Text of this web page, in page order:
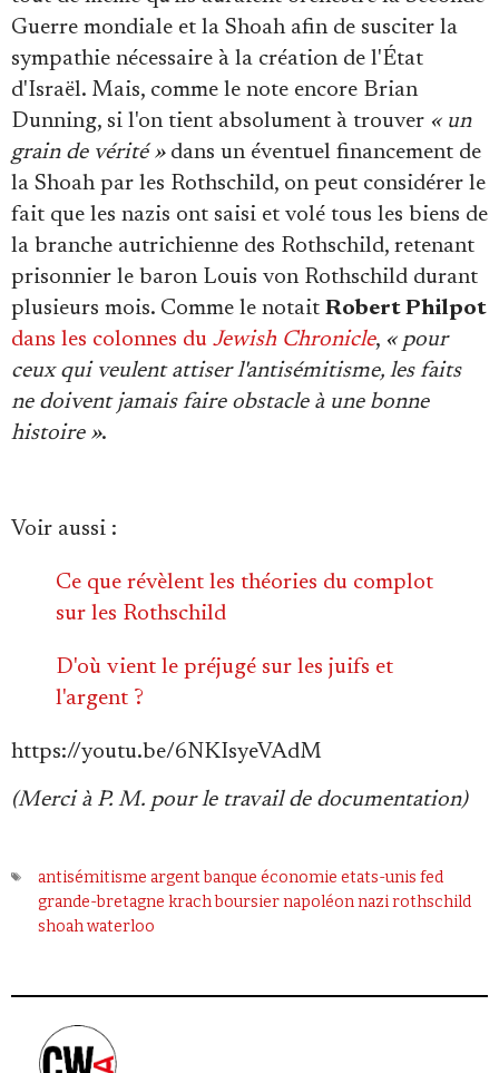
Guerre mondiale et la Shoah afin de susciter la
sympathie nécessaire à la création de l'État
d'Israël. Mais, comme le note encore Brian
Dunning, si l'on tient absolument à trouver « un
grain de vérité »dans un éventuel financement de
la Shoah par les Rothschild, on peut considérer le
fait que les nazis ont saisi et volé tous les biens de
la branche autrichienne des Rothschild, retenant
prisonnier le baron Louis von Rothschild durant
plusieurs mois. Comme le notait Robert Philpot
dans les colonnes du Jewish Chronicle, « pour
ceux qui veulent attiser l'antisémitisme, les faits
ne doivent jamais faire obstacle à une bonne
histoire ».
Voir aussi :
Ce que révèlent les théories du complot
sur les Rothschild
D'où vient le préjugé sur les juifs et
l'argent ?
https://youtu.be/6NKIsyeVAdM
(Merci à P. M. pour le travail de documentation)
antisémitisme argentbanque économie etats-unis fed
grande-bretagne krach boursiernapoléonnazirothschild
shoahwaterloo